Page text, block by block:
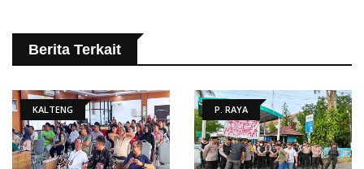
Berita Terkait
KALTENG P. RAYA